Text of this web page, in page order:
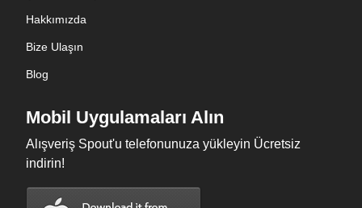
Hakkımızda
Bize Ulaşın
Blog
Mobil Uygulamaları Alın
Alışveriş Spout'u telefonunuza yükleyin Ücretsiz
indirin!